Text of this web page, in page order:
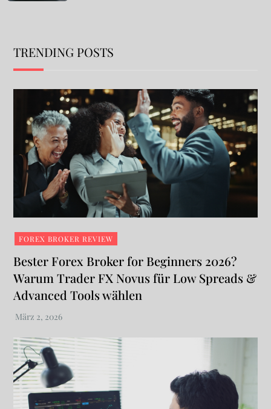
TRENDING POSTS
FOREX BROKER REVIEW
Bester Forex Broker for Beginners 2026?
Warum Trader FX Novus für Low Spreads &
Advanced Tools wählen